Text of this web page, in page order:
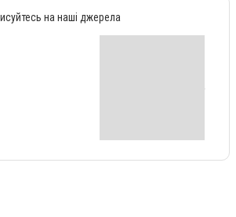
на наші джерела